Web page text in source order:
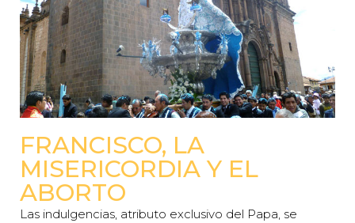
FRANCISCO, LA
MISERICORDIA Y EL
ABORTO
Las indulgencias, atributo exclusivo del Papa, se